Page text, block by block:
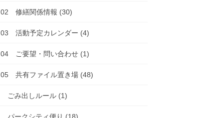
02 修繕関係情報 (30)
03 活動予定カレンダー (4)
04 ご要望・問い合わせ (1)
05 共有ファイル置き場 (48)
ごみ出しルール (1)